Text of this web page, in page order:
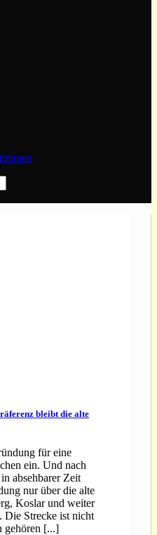
bleibt die alte
für eine
ein. Und nach
absehbarer Zeit
nur über die alte
Koslar und weiter
Strecke ist nicht
gehören [...]